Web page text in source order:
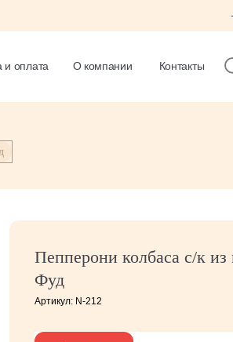
О компании
и оплата Контакты
Пепперони колбаса с/к
Фуд
Артикул: N-212